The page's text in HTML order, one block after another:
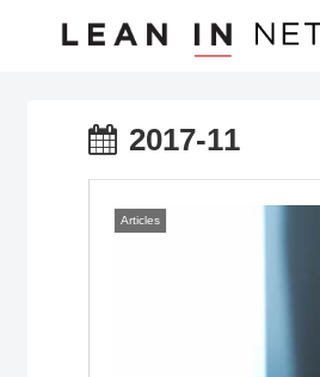
2017-11
Articles